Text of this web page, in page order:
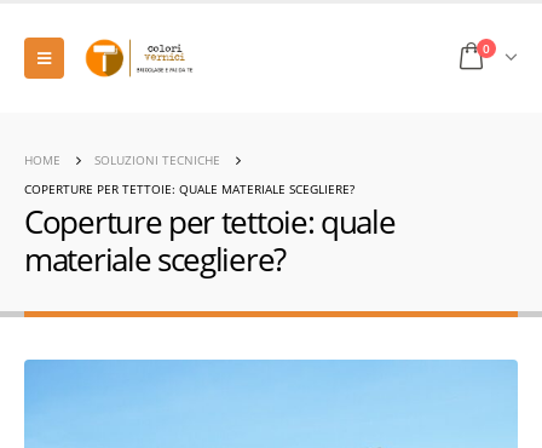
0
HOME
SOLUZIONI TECNICHE
COPERTURE PER TETTOIE: QUALE MATERIALE SCEGLIERE?
Coperture per tettoie: quale
materiale scegliere?